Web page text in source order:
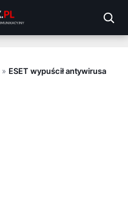
» ESET wypuścił antywirusa